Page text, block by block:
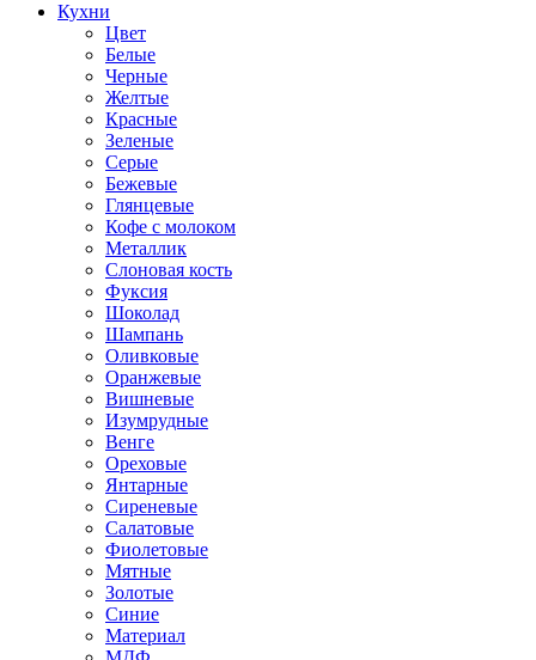
Кухни
Цвет
Белые
Черные
Желтые
Красные
Зеленые
Серые
Бежевые
Глянцевые
Кофе с молоком
Металлик
Слоновая кость
Фуксия
Шоколад
Шампань
Оливковые
Оранжевые
Вишневые
Изумрудные
Венге
Ореховые
Янтарные
Сиреневые
Салатовые
Фиолетовые
Мятные
Золотые
Синие
Материал